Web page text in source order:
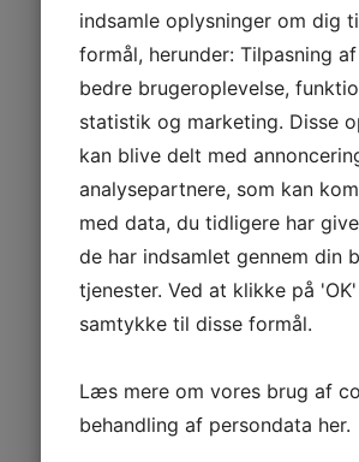
5-armet sølv
indsamle oplysninger om dig
formål, herunder: Tilpasning
bedre brugeroplevelse,
statistik og marketing. Disse
kan blive delt med
analysepartnere, som kan
med data, du tidligere har
de har indsamlet gennem din
tjenester. Ved at klikke på
samtykke til disse formål.
Læs mere om vores brug af
behandling af persondata her.